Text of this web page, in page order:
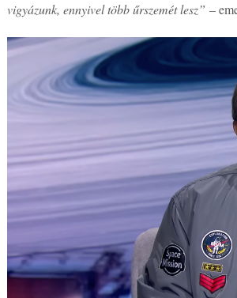
vigyázunk, ennyivel több űrszemét lesz” –